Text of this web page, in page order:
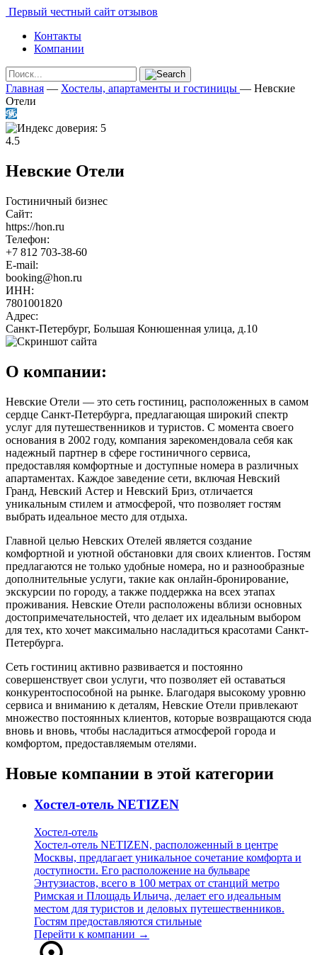
Первый честный сайт отзывов
Контакты
Компании
Главная — Хостелы, апартаменты и гостиницы — Невские
Отели
4.5
Невские Отели
Гостиничный бизнес
Сайт:
https://hon.ru
Телефон:
+7 812 703-38-60
E-mail:
booking@hon.ru
ИНН:
7801001820
Адрес:
Санкт-Петербург, Большая Конюшенная улица, д.10
О компании:
Невские Отели — это сеть гостиниц, расположенных в самом
сердце Санкт-Петербурга, предлагающая широкий спектр
услуг для путешественников и туристов. С момента своего
основания в 2002 году, компания зарекомендовала себя как
надежный партнер в сфере гостиничного сервиса,
предоставляя комфортные и доступные номера в различных
апартаментах. Каждое заведение сети, включая Невский
Гранд, Невский Астер и Невский Бриз, отличается
уникальным стилем и атмосферой, что позволяет гостям
выбрать идеальное место для отдыха.
Главной целью Невских Отелей является создание
комфортной и уютной обстановки для своих клиентов. Гостям
предлагаются не только удобные номера, но и разнообразные
дополнительные услуги, такие как онлайн-бронирование,
экскурсии по городу, а также поддержка на всех этапах
проживания. Невские Отели расположены вблизи основных
достопримечательностей, что делает их идеальным выбором
для тех, кто хочет максимально насладиться красотами Санкт-
Петербурга.
Сеть гостиниц активно развивается и постоянно
совершенствует свои услуги, что позволяет ей оставаться
конкурентоспособной на рынке. Благодаря высокому уровню
сервиса и вниманию к деталям, Невские Отели привлекают
множество постоянных клиентов, которые возвращаются сюда
вновь и вновь, чтобы насладиться атмосферой города и
комфортом, предоставляемым отелями.
Новые компании в этой категории
Хостел-отель NETIZEN
Хостел-отель
Хостел-отель NETIZEN, расположенный в центре
Москвы, предлагает уникальное сочетание комфорта и
доступности. Его расположение на бульваре
Энтузиастов, всего в 100 метрах от станций метро
Римская и Площадь Ильича, делает его идеальным
местом для туристов и деловых путешественников.
Гостям предоставляются стильные
Перейти к компании →